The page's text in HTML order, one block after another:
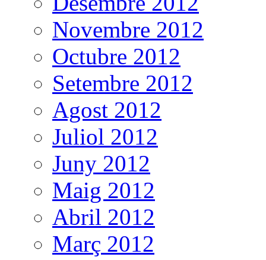
Novembre 2012
Octubre 2012
Setembre 2012
Agost 2012
Juliol 2012
Juny 2012
Maig 2012
Abril 2012
Març 2012